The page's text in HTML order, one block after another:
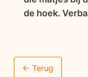
de hoek.
<- Terug